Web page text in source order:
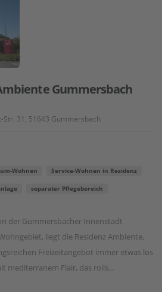
Gummersbach
Str. 31, 51643 Gummersbach
Wohnen Service-Wohnen in Residenz
separater Pflegebereich
der Gummersbacher Innenstadt
liegt die Residenz Ambiente,
Freizeitangebot immer etwas los
mediterranem Flair, das rolls...